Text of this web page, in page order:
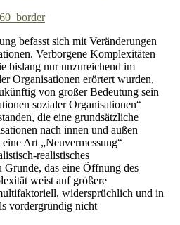
befasst sich mit Veränderungen
Verborgene Komplexitäten
bislang nur unzureichend im
Organisationen erörtert wurden,
von großer Bedeutung sein
sozialer Organisationen“
die eine grundsätzliche
nach innen und außen
Art „Neuvermessung“
realistisches
das eine Öffnung des
weist auf größere
widersprüchlich und in
vordergründig nicht